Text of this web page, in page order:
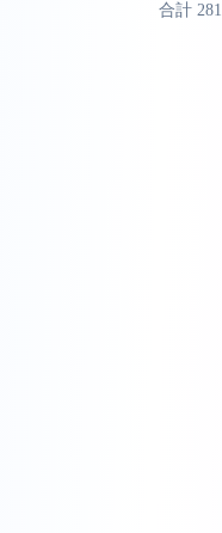
合計 281